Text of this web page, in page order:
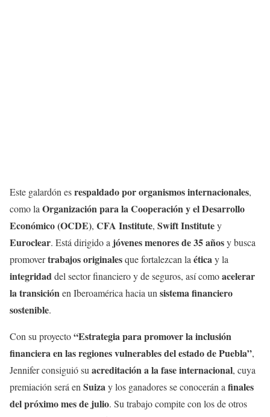
Este galardón esrespaldado por organismos internacionales,
como la Organización para la Cooperación y el Desarrollo
Económico (OCDE), CFA Institute, Swift Institutey
Euroclear. Está dirigido a jóvenes menores de 35 añosy busca
promovertrabajos originalesque fortalezcan la éticay la
integridaddel sector financiero y de seguros, así comoacelerar
la transiciónen Iberoamérica hacia un sistema financiero
sostenible.
Con su proyecto“Estrategia para promover la inclusión
financiera en las regiones vulnerables del estado de Puebla”,
Jennifer consiguió su acreditación a la fase internacional, cuya
premiación será en Suizay los ganadores se conocerán a finales
del próximo mes de julio. Su trabajo compite con los de otros